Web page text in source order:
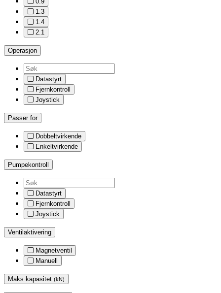
1.3
1.4
2.1
Operasjon
Datastyrt
Fjernkontroll
Joystick
Passer for
Dobbeltvirkende
Enkeltvirkende
Pumpekontroll
Datastyrt
Fjernkontroll
Joystick
Ventilaktivering
Magnetventil
Manuell
Maks kapasitet (kN)